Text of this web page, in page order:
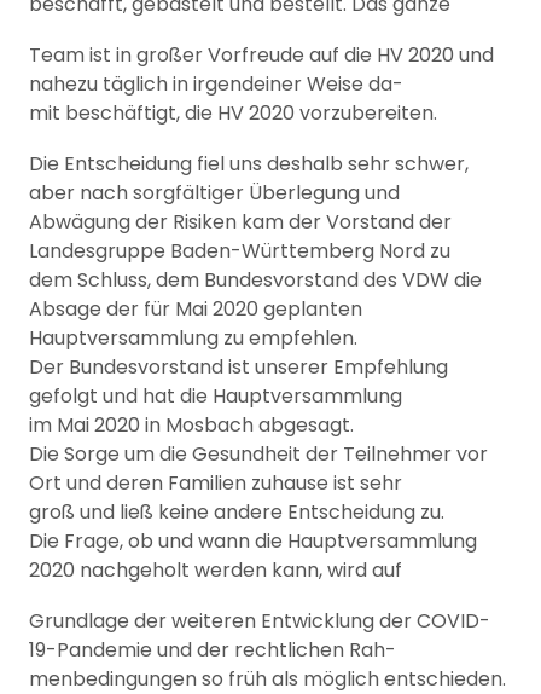
Team ist in großer Vorfreude auf die HV 2020 und
nahezu täglich in irgendeiner Weise da-
mit beschäftigt, die HV 2020 vorzubereiten.
Die Entscheidung fiel uns deshalb sehr schwer,
aber nach sorgfältiger Überlegung und
Abwägung der Risiken kam der Vorstand der
Landesgruppe Baden-Württemberg Nord zu
dem Schluss, dem Bundesvorstand des VDW die
Absage der für Mai 2020 geplanten
Hauptversammlung zu empfehlen.
Der Bundesvorstand ist unserer Empfehlung
gefolgt und hat die Hauptversammlung
im Mai 2020 in Mosbach abgesagt.
Die Sorge um die Gesundheit der Teilnehmer vor
Ort und deren Familien zuhause ist sehr
groß und ließ keine andere Entscheidung zu.
Die Frage, ob und wann die Hauptversammlung
2020 nachgeholt werden kann, wird auf
Grundlage der weiteren Entwicklung der COVID-
19-Pandemie und der rechtlichen Rah-
menbedingungen so früh als möglich entschieden.